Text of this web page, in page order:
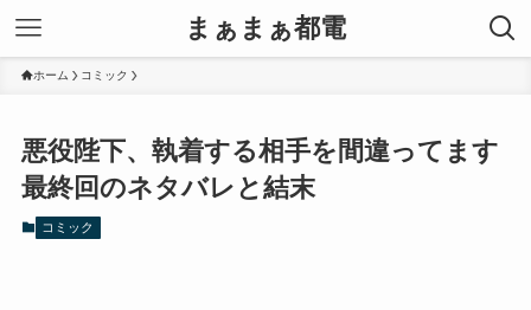
まぁまぁ都電
ホーム コミック
悪役陛下、執着する相手を間違ってます
最終回のネタバレと結末
コミック